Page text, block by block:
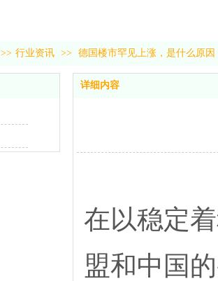
>> 行业资讯 >> 德国楼市罕见上涨，是什么原因
详细内容
在以稳定
盟和中国